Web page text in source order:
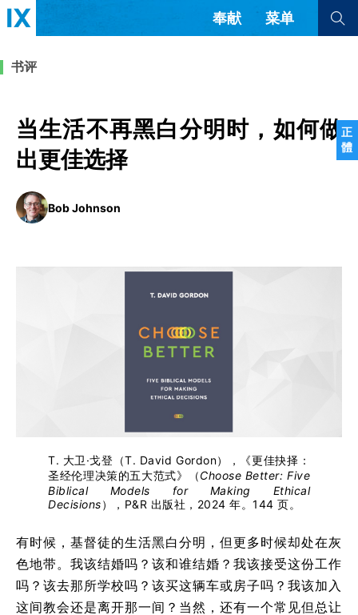
正
體
奉献 菜单
来信
教会带领
查看全部
查看全部
罗马尼亚语
土耳其语
塞尔维亚语
书评
当生活不再黑白分明时，如何做
出更佳选择
Bob Johnson
T. 大卫·戈登（T. David Gordon），《更佳抉择：
圣经伦理决策的五大范式》（Choose Better: Five
Biblical Models for Making Ethical
Decisions），P&R 出版社，2024 年。144 页。
有时候，基督徒的生活黑白分明，但更多时候却处在灰
色地带。我该结婚吗？该和谁结婚？我该接受这份工作
吗？该去那所学校吗？该买这辆车或房子吗？我该加入
这间教会还是离开那一间？当然，还有一个常见但总让